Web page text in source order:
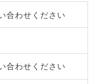
合わせください
合わせください